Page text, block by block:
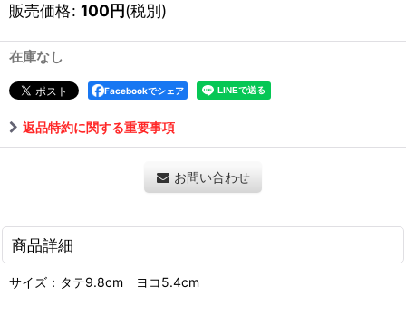
販売価格: 100円(税別)
在庫なし
Facebookでシェア
返品特約に関する重要事項
お問い合わせ
商品詳細
サイズ：タテ9.8cm ヨコ5.4cm